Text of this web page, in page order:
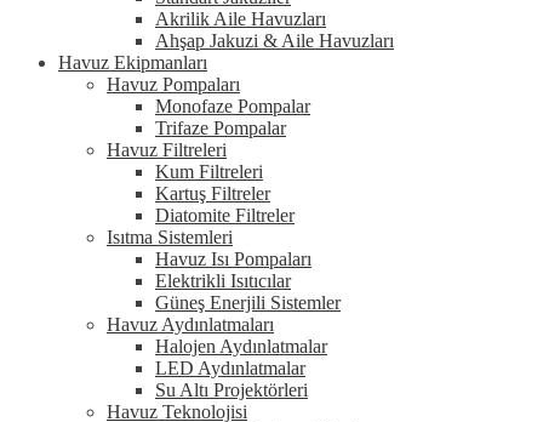
Akrilik Aile Havuzları
Ahşap Jakuzi & Aile Havuzları
Havuz Ekipmanları
Havuz Pompaları
Monofaze Pompalar
Trifaze Pompalar
Havuz Filtreleri
Kum Filtreleri
Kartuş Filtreler
Diatomite Filtreler
Isıtma Sistemleri
Havuz Isı Pompaları
Elektrikli Isıtıcılar
Güneş Enerjili Sistemler
Havuz Aydınlatmaları
Halojen Aydınlatmalar
LED Aydınlatmalar
Su Altı Projektörleri
Havuz Teknolojisi